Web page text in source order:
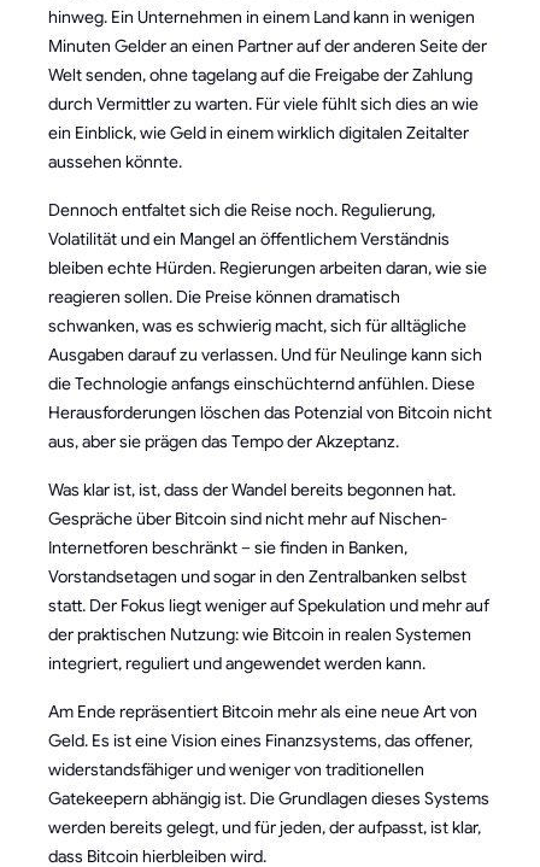
hinweg. Ein Unternehmen in einem Land kann in wenigen
Minuten Gelder an einen Partner auf der anderen Seite der
Welt senden, ohne tagelang auf die Freigabe der Zahlung
durch Vermittler zu warten. Für viele fühlt sich dies an wie
ein Einblick, wie Geld in einem wirklich digitalen Zeitalter
aussehen könnte.
Dennoch entfaltet sich die Reise noch. Regulierung,
Volatilität und ein Mangel an öffentlichem Verständnis
bleiben echte Hürden. Regierungen arbeiten daran, wie sie
reagieren sollen. Die Preise können dramatisch
schwanken, was es schwierig macht, sich für alltägliche
Ausgaben darauf zu verlassen. Und für Neulinge kann sich
die Technologie anfangs einschüchternd anfühlen. Diese
Herausforderungen löschen das Potenzial von Bitcoin nicht
aus, aber sie prägen das Tempo der Akzeptanz.
Was klar ist, ist, dass der Wandel bereits begonnen hat.
Gespräche über Bitcoin sind nicht mehr auf Nischen-
Internetforen beschränkt – sie finden in Banken,
Vorstandsetagen und sogar in den Zentralbanken selbst
statt. Der Fokus liegt weniger auf Spekulation und mehr auf
der praktischen Nutzung: wie Bitcoin in realen Systemen
integriert, reguliert und angewendet werden kann.
Am Ende repräsentiert Bitcoin mehr als eine neue Art von
Geld. Es ist eine Vision eines Finanzsystems, das offener,
widerstandsfähiger und weniger von traditionellen
Gatekeepern abhängig ist. Die Grundlagen dieses Systems
werden bereits gelegt, und für jeden, der aufpasst, ist klar,
dass Bitcoin hierbleiben wird.